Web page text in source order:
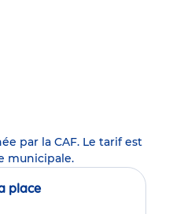
par la CAF. Le tarif est
municipale.
place